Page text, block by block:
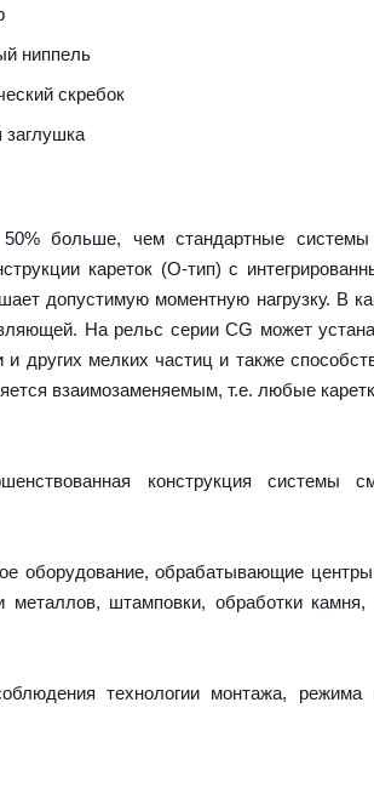
ниппель
скребок
заглушка
больше, чем стандартные системы
кареток (О-тип) с
допустимую моментную нагрузку. В
На рельс серии CG может
других мелких частиц и также
взаимозаменяемым, т.е. любые
конструкция системы
оборудование, обрабатывающие
штамповки, обработки камня,
технологии монтажа, режима